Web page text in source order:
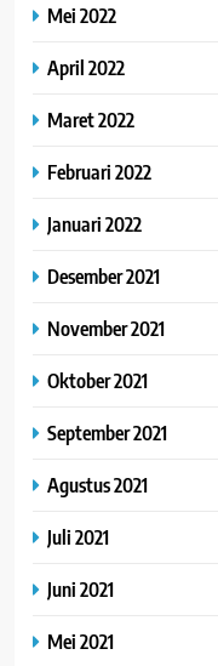
Mei 2022
April 2022
Maret 2022
Februari 2022
Januari 2022
Desember 2021
November 2021
Oktober 2021
September 2021
Agustus 2021
Juli 2021
Juni 2021
Mei 2021